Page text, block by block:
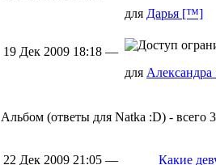
для Дарья [™]
19 Дек 2009 18:18 —
для
Альбом (ответы для Natka :D) - всего 3
22 Дек 2009 21:05 —
Какие